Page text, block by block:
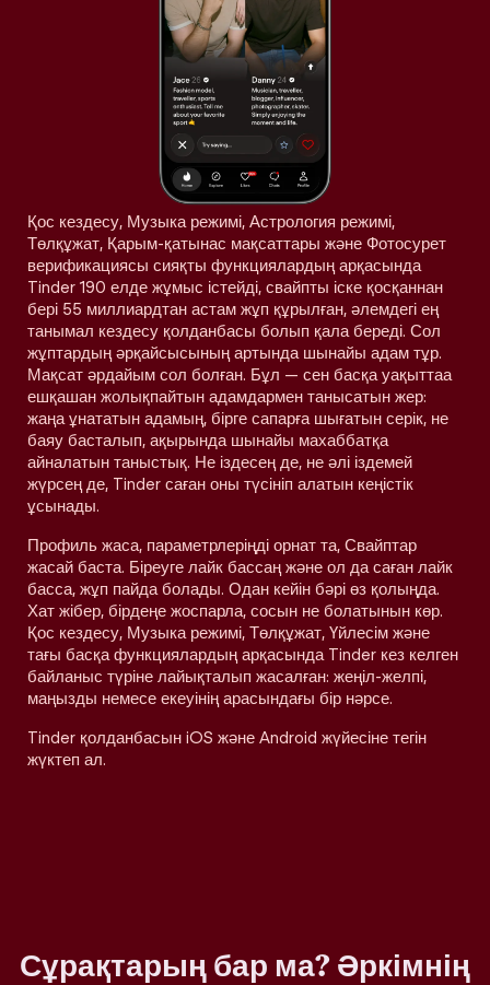
Қос кездесу, Музыка режимі, Астрология режимі,
Төлқұжат, Қарым-қатынас мақсаттары және Фотосурет
верификациясы сияқты функциялардың арқасында
Tinder 190 елде жұмыс істейді, свайпты іске қосқаннан
бері 55 миллиардтан астам жұп құрылған, әлемдегі ең
танымал кездесу қолданбасы болып қала береді. Сол
жұптардың әрқайсысының артында шынайы адам тұр.
Мақсат әрдайым сол болған. Бұл — сен басқа уақыттаа
ешқашан жолықпайтын адамдармен танысатын жер:
жаңа ұнататын адамың, бірге сапарға шығатын серік, не
баяу басталып, ақырында шынайы махаббатқа
айналатын таныстық. Не іздесең де, не әлі іздемей
жүрсең де, Tinder саған оны түсініп алатын кеңістік
ұсынады.
Профиль жаса, параметрлеріңді орнат та, Свайптар
жасай баста. Біреуге лайк бассаң және ол да саған лайк
басса, жұп пайда болады. Одан кейін бәрі өз қолыңда.
Хат жібер, бірдеңе жоспарла, сосын не болатынын көр.
Қос кездесу, Музыка режимі, Төлқұжат, Үйлесім және
тағы басқа функциялардың арқасында Tinder кез келген
байланыс түріне лайықталып жасалған: жеңіл-желпі,
маңызды немесе екеуінің арасындағы бір нәрсе.
Tinder қолданбасын iOS және Android жүйесіне тегін
жүктеп ал.
Сұрақтарың бар ма? Әркімнің